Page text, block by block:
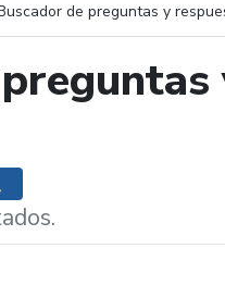
de preguntas y
opciones de búsqueda